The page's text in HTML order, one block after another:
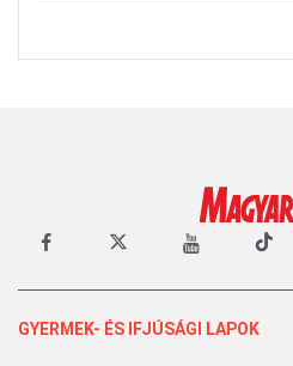
GYERMEK- ÉS IFJÚSÁGI LAPOK